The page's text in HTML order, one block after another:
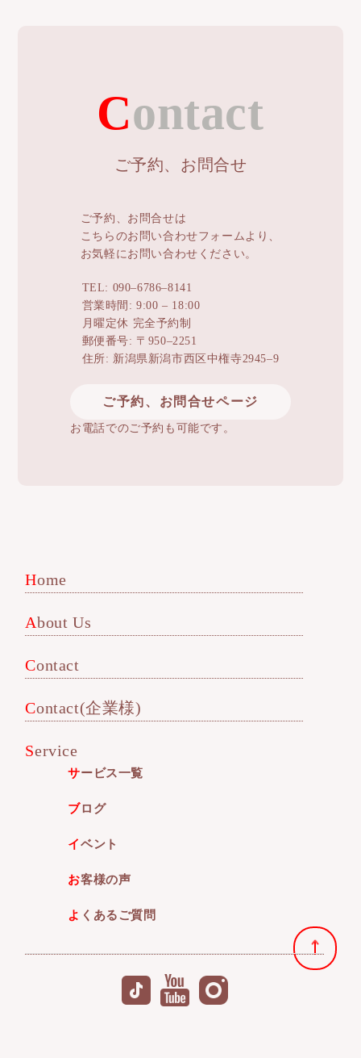
Contact
ご予約、お問合せ
ご予約、お問合せは
こちらのお問い合わせフォームより、
お気軽にお問い合わせください。
TEL: 090–6786–8141
営業時間: 9:00 – 18:00
月曜定休 完全予約制
郵便番号: 〒950–2251
住所: 新潟県新潟市西区中権寺2945–9
ご予約、お問合せページ
お電話でのご予約も可能です。
Home
About Us
Contact
Contact(企業様)
Service
サービス一覧
ブログ
イベント
お客様の声
よくあるご質問